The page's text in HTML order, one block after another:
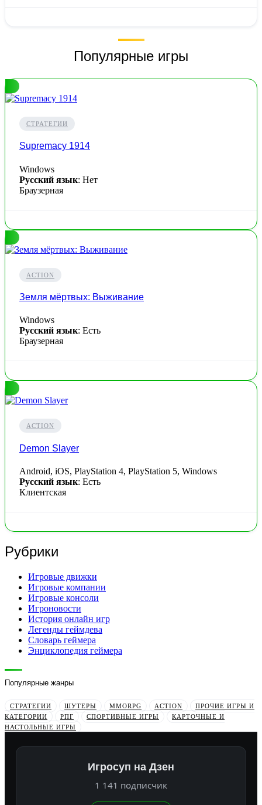
Популярные игры
СТРАТЕГИИ
Supremacy 1914
Windows
Русский язык: Нет
Браузерная
ACTION
Земля мёртвых: Выживание
Windows
Русский язык: Есть
Браузерная
ACTION
Demon Slayer
Android, iOS, PlayStation 4, PlayStation 5, Windows
Русский язык: Есть
Клиентская
Рубрики
Игровые движки
Игровые компании
Игровые консоли
Игроновости
История онлайн игр
Легенды геймдева
Словарь геймера
Энциклопедия геймера
Популярные жанры
СТРАТЕГИИ ШУТЕРЫ MMORPG ACTION
ПРОЧИЕ ИГРЫ И
КАТЕГОРИИ
РПГ СПОРТИВНЫЕ ИГРЫ
КАРТОЧНЫЕ И
НАСТОЛЬНЫЕ ИГРЫ
Игросуп на Дзен
1 141 подписчик